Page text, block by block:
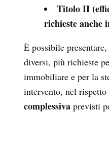
Titolo II
richieste anche
È possibile
diversi, più richieste
immobiliare e per la
intervento, nel rispetto
complessiva previsti